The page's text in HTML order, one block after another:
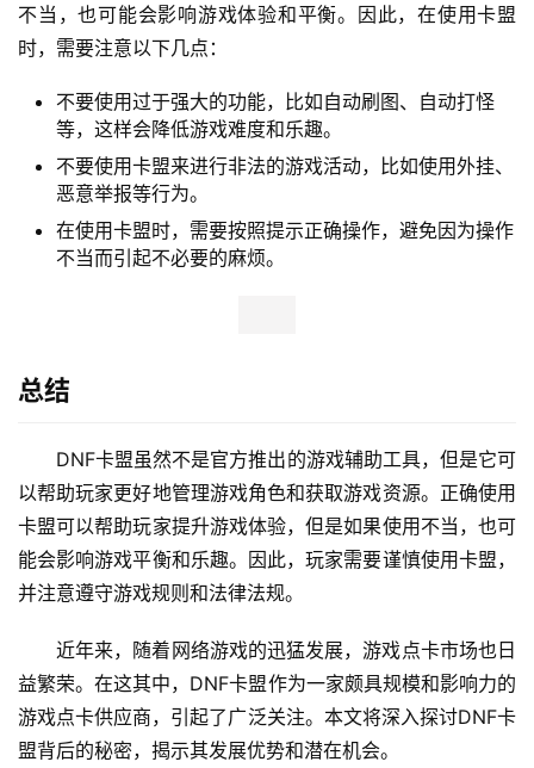
不当，也可能会影响游戏体验和平衡。因此，在使用卡盟
时，需要注意以下几点：
不要使用过于强大的功能，比如自动刷图、自动打怪
等，这样会降低游戏难度和乐趣。
不要使用卡盟来进行非法的游戏活动，比如使用外挂、
恶意举报等行为。
在使用卡盟时，需要按照提示正确操作，避免因为操作
不当而引起不必要的麻烦。
总结
DNF卡盟虽然不是官方推出的游戏辅助工具，但是它可
以帮助玩家更好地管理游戏角色和获取游戏资源。正确使用
卡盟可以帮助玩家提升游戏体验，但是如果使用不当，也可
能会影响游戏平衡和乐趣。因此，玩家需要谨慎使用卡盟，
并注意遵守游戏规则和法律法规。
近年来，随着网络游戏的迅猛发展，游戏点卡市场也日
益繁荣。在这其中，DNF卡盟作为一家颇具规模和影响力的
游戏点卡供应商，引起了广泛关注。本文将深入探讨DNF卡
盟背后的秘密，揭示其发展优势和潜在机会。